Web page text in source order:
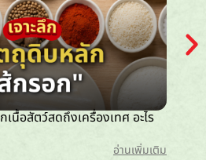
นื้อสัตว์สดถึงเครื่องเทศ อะไร
อ่านเพิ่มเติม